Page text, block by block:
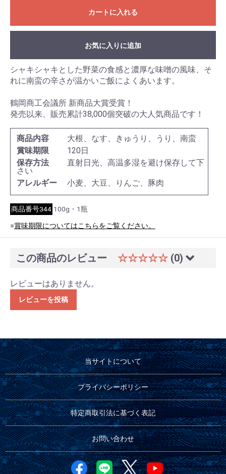
カートに入れる
お気に入りに追加
シャキシャキとした野菜の食感と濃厚な味噌の風味、そ
れに南蛮の辛さが温かいご飯によくあいます。
鶴岡商工会議所 新商品大賞受賞！
発売以来、販売累計38,000個突破の大人気商品です！
商品内容
大根、なす、きゅうり、うり、南蛮
賞味期限
120日
保存方法
直射日光、高温多湿を避け保存して下
さい
アレルギー
小麦、大豆、りんご、豚肉
商品番号344 100g・1瓶
※賞味期限についてはこちらをご覧ください。
この商品のレビュー ☆☆☆☆☆ (0)
レビューはありません。
レビューを投稿
当サイトについて
プライバシーポリシー
特定商取引法に基づく表記
お問い合わせ